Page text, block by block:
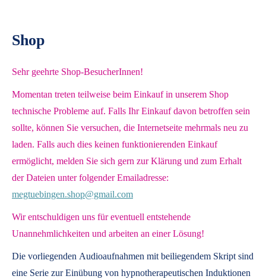
Shop
Sehr geehrte Shop-BesucherInnen!
Momentan treten teilweise beim Einkauf in unserem Shop
technische Probleme auf. Falls Ihr Einkauf davon betroffen sein
sollte, können Sie versuchen, die Internetseite mehrmals neu zu
laden. Falls auch dies keinen funktionierenden Einkauf
ermöglicht, melden Sie sich gern zur Klärung und zum Erhalt
der Dateien unter folgender Emailadresse:
megtuebingen.shop@gmail.com
Wir entschuldigen uns für eventuell entstehende
Unannehmlichkeiten und arbeiten an einer Lösung!
Die vorliegenden Audioaufnahmen mit beiliegendem Skript sind
eine Serie zur Einübung von hypnotherapeutischen Induktionen